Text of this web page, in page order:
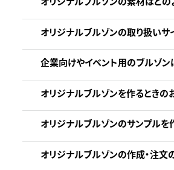
オリジナルブルゾンの取り扱いサ
企業向けやイベント用のブルゾン
オリジナルブルゾンを作るときの
オリジナルブルゾンのサンプルを
オリジナルブルゾンの作成・注文